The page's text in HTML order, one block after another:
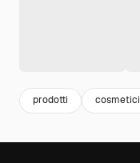
prodotti cosmetici